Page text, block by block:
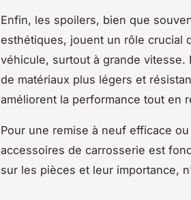
Enfin, les spoilers, bien que
esthétiques, jouent un rôle crucial
véhicule, surtout à grande vitesse.
de matériaux plus légers et
améliorent la performance tout en
Pour une remise à neuf efficace
accessoires de carrosserie est
sur les pièces et leur importance,